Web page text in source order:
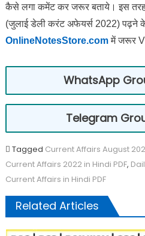
कैसे लगा कमेंट कर जरूर बताये।इस
(जुलाई डेली करंट अफेयर्स 2022) पढ़ने के
OnlineNotesStore.comमें जरूर
WhatsApp
Telegram
Tagged Current Affairs August
Current Affairs 2022 in Hindi PDF,
Current Affairs in Hindi PDF
Related Articles